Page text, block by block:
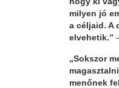
milyen jó
a céljaid. A
elvehetik.”
„Sokszor
menőnek